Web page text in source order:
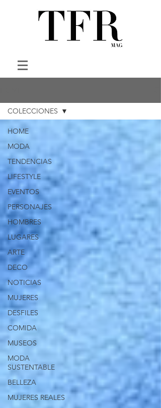
HOME
MODA
TENDENCIAS
LIFESTYLE
EVENTOS
PERSONAJES
HOMBRES
LUGARES
ARTE
DECO
NOTICIAS
MUJERES
DESFILES
COMIDA
MUSEOS
MODA
SUSTENTABLE
BELLEZA
MUJERES REALES
COLECCIONES